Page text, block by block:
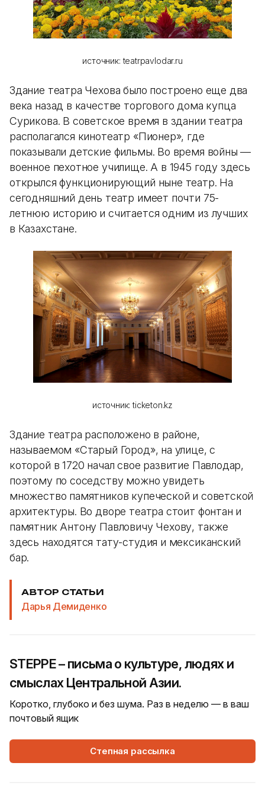
источник: teatrpavlodar.ru
Здание театра Чехова было построено еще два
века назад в качестве торгового дома купца
Сурикова. В советское время в здании театра
располагался кинотеатр «Пионер», где
показывали детские фильмы. Во время войны —
военное пехотное училище. А в 1945 году здесь
открылся функционирующий ныне театр. На
сегодняшний день театр имеет почти 75-
летнюю историю и считается одним из лучших
в Казахстане.
источник: ticketon.kz
Здание театра расположено в районе,
называемом «Старый Город», на улице, с
которой в 1720 начал свое развитие Павлодар,
поэтому по соседству можно увидеть
множество памятников купеческой и советской
архитектуры. Во дворе театра стоит фонтан и
памятник Антону Павловичу Чехову, также
здесь находятся тату-студия и мексиканский
бар.
АВТОР СТАТЬИ
Дарья Демиденко
STEPPE – письма о культуре, людях и
смыслах Центральной Азии.
Коротко, глубоко и без шума. Раз в неделю — в ваш
почтовый ящик
Степная рассылка